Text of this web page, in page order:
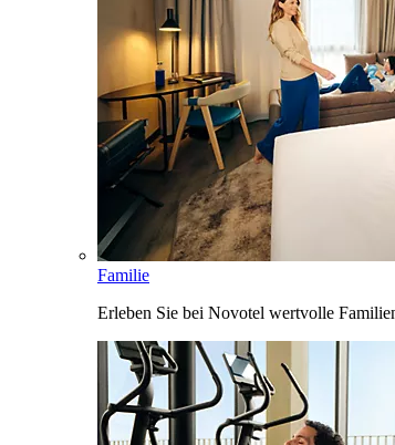
Familie
Erleben Sie bei Novotel wertvolle